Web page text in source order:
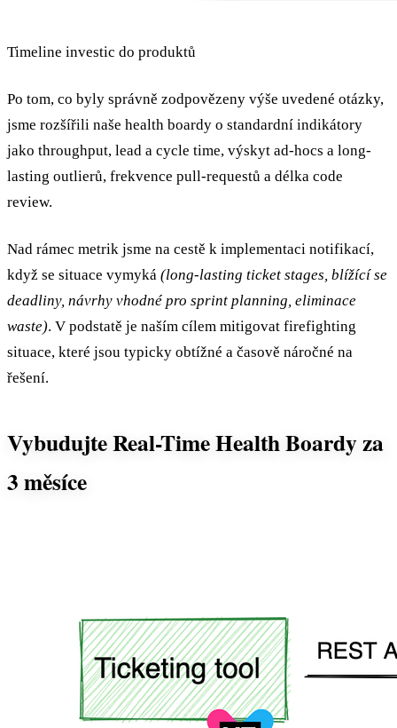
Timeline investic do produktů
Po tom, co byly správně zodpovězeny výše uvedené otázky,
jsme rozšířili naše health boardy o standardní indikátory
jako throughput, lead a cycle time, výskyt ad-hocs a long-
lasting outlierů, frekvence pull-requestů a délka code
review.
Nad rámec metrik jsme na cestě k implementaci notifikací,
když se situace vymyká (long-lasting ticket stages, blížící se
deadliny, návrhy vhodné pro sprint planning, eliminace
waste). V podstatě je naším cílem mitigovat firefighting
situace, které jsou typicky obtížné a časově náročné na
řešení.
Vybudujte Real-Time Health Boardy za
3 měsíce